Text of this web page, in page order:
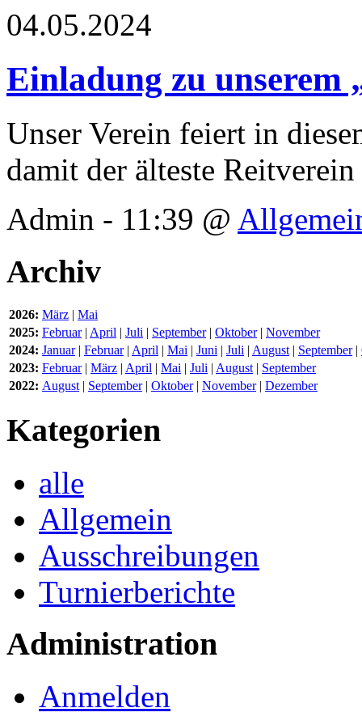
04.05.2024
Einladung zu unserem
Unser Verein feiert in
damit der älteste
Admin - 11:39 @
Archiv
2026: März | Mai
2025: Februar| April | Juli | September| Oktober| November
2024: Januar| Februar| April | Mai | Juni | Juli | August | September|
2023: Februar| März | April | Mai | Juli | August | September
2022: August | September| Oktober| November| Dezember
Kategorien
alle
Allgemein
Ausschreibungen
Turnierberichte
Administration
Anmelden